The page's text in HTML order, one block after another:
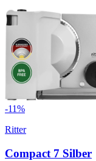
-11%
Ritter
Compact 7 Silber